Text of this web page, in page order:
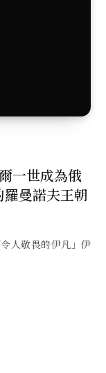
一世成為俄
曼諾夫王朝
人敬畏的伊凡」伊